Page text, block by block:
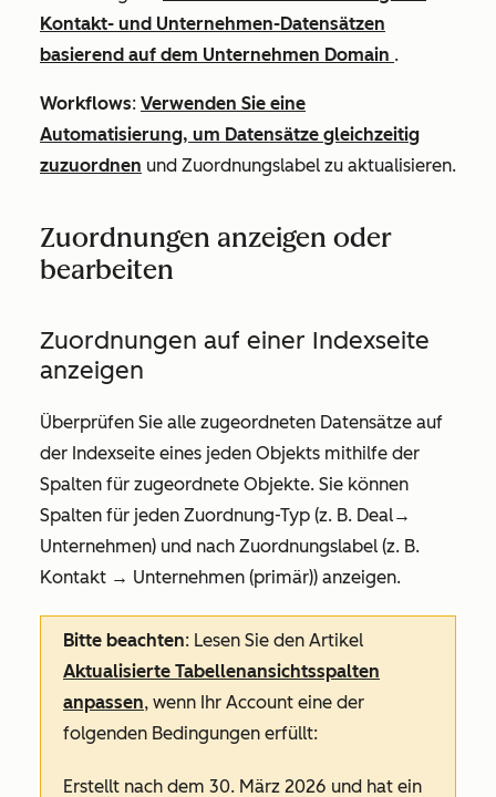
Kontakt- und Unternehmen-Datensätzen
basierend auf dem Unternehmen Domain .
Workflows: Verwenden Sie eine
Automatisierung, um Datensätze gleichzeitig
zuzuordnen und Zuordnungslabel zu aktualisieren.
Zuordnungen anzeigen oder
bearbeiten
Zuordnungen auf einer Indexseite
anzeigen
Überprüfen Sie alle zugeordneten Datensätze auf
der Indexseite eines jeden Objekts mithilfe der
Spalten für zugeordnete Objekte. Sie können
Spalten für jeden Zuordnung-Typ (z. B. Deal→
Unternehmen) und nach Zuordnungslabel (z. B.
Kontakt → Unternehmen (primär)) anzeigen.
Bitte beachten: Lesen Sie den Artikel
Aktualisierte Tabellenansichtsspalten
anpassen, wenn Ihr Account eine der
folgenden Bedingungen erfüllt:
Erstellt nach dem 30. März 2026 und hat ein